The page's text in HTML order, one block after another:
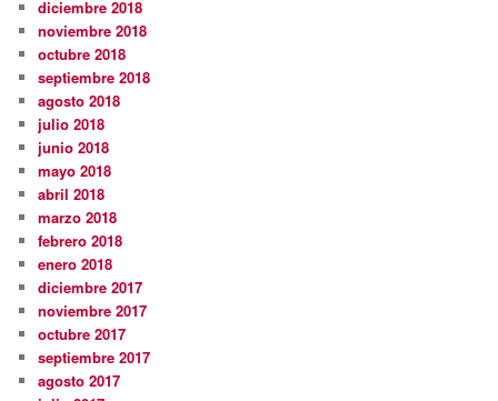
diciembre 2018
noviembre 2018
octubre 2018
septiembre 2018
agosto 2018
julio 2018
junio 2018
mayo 2018
abril 2018
marzo 2018
febrero 2018
enero 2018
diciembre 2017
noviembre 2017
octubre 2017
septiembre 2017
agosto 2017